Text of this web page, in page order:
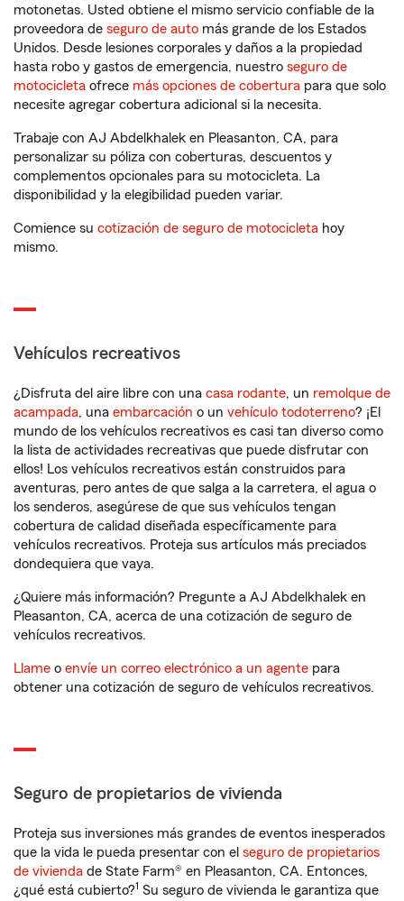
motonetas. Usted obtiene el mismo servicio confiable de la
proveedora de seguro de auto más grande de los Estados
Unidos. Desde lesiones corporales y daños a la propiedad
hasta robo y gastos de emergencia, nuestro seguro de
motocicleta ofrece más opciones de cobertura para que solo
necesite agregar cobertura adicional si la necesita.
Trabaje con AJ Abdelkhalek en Pleasanton, CA, para
personalizar su póliza con coberturas, descuentos y
complementos opcionales para su motocicleta. La
disponibilidad y la elegibilidad pueden variar.
Comience su cotización de seguro de motocicleta hoy
mismo.
Vehículos recreativos
¿Disfruta del aire libre con una casa rodante, un remolque de
acampada, una embarcación o un vehículo todoterreno? ¡El
mundo de los vehículos recreativos es casi tan diverso como
la lista de actividades recreativas que puede disfrutar con
ellos! Los vehículos recreativos están construidos para
aventuras, pero antes de que salga a la carretera, el agua o
los senderos, asegúrese de que sus vehículos tengan
cobertura de calidad diseñada específicamente para
vehículos recreativos. Proteja sus artículos más preciados
dondequiera que vaya.
¿Quiere más información? Pregunte a AJ Abdelkhalek en
Pleasanton, CA, acerca de una cotización de seguro de
vehículos recreativos.
Llame o envíe un correo electrónico a un agente para
obtener una cotización de seguro de vehículos recreativos.
Seguro de propietarios de vivienda
Proteja sus inversiones más grandes de eventos inesperados
que la vida le pueda presentar con el seguro de propietarios
de vivienda de State Farm® en Pleasanton, CA. Entonces,
¿qué está cubierto?1 Su seguro de vivienda le garantiza que